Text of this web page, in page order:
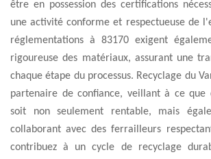
être en possession des certifications
une activité conforme et respectueuse de
réglementations à 83170 exigent
rigoureuse des matériaux, assurant une
chaque étape du processus. Recyclage du
partenaire de confiance, veillant à ce que
soit non seulement rentable, mais
collaborant avec des ferrailleurs
contribuez à un cycle de recyclage